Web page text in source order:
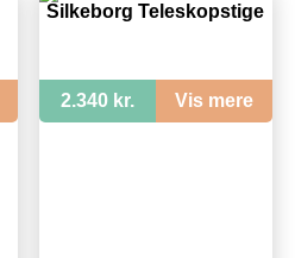
Silkeborg Teleskopstige
2.340 kr. Vis mere